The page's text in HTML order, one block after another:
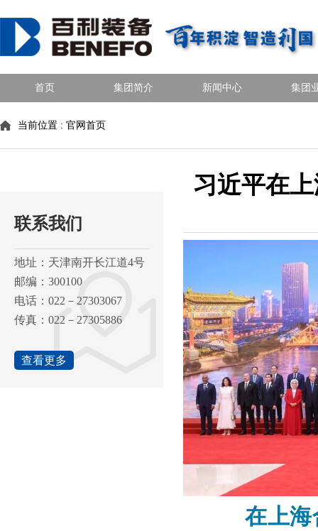
首页 集团简介 新闻中心 集团
当前位置 : 官网首页
联系我们
地址：天津南开长江道4号
邮编：300100
电话：022－27303067
传真：022－27305886
查看更多
习近平在
在上